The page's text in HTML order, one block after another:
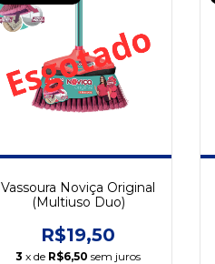
Vassoura Noviça Original
(Multiuso Duo)
R$19,50
3 x de R$6,50 sem juros